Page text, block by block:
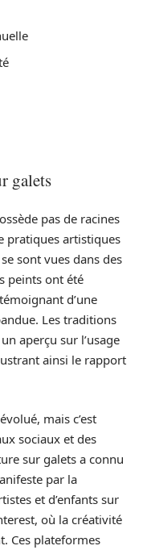
galets
pas de racines
pratiques artistiques
sont vues dans des
peints ont été
d’une
Les traditions
aperçu sur l’usage
ainsi le rapport
mais c’est
sociaux et des
sur galets a connu
par la
et d’enfants sur
où la créativité
Ces plateformes